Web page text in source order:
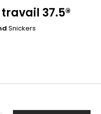
37.5®
Snickers